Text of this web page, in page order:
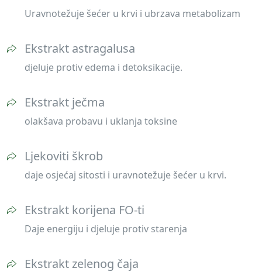
Uravnotežuje šećer u krvi i ubrzava metabolizam
Ekstrakt astragalusa
djeluje protiv edema i detoksikacije.
Ekstrakt ječma
olakšava probavu i uklanja toksine
Ljekoviti škrob
daje osjećaj sitosti i uravnotežuje šećer u krvi.
Ekstrakt korijena FO-ti
Daje energiju i djeluje protiv starenja
Ekstrakt zelenog čaja